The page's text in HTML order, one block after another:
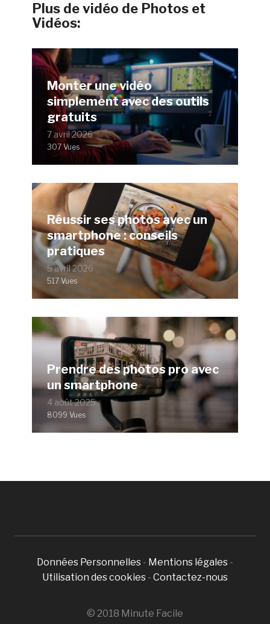
Plus de vidéo de Photos et
Vidéos:
Monter une vidéo
simplement avec des outils
gratuits
7 avril 2026
307 Vues
Réussir ses photos avec un
smartphone : conseils
pratiques
5 avril 2026
517 Vues
Prendre des photos pro avec
un smartphone
4 août 2025
8099 Vues
Données Personnelles - Mentions légales -
Utilisation des cookies - Contactez-nous
© 2018 Minute Facile